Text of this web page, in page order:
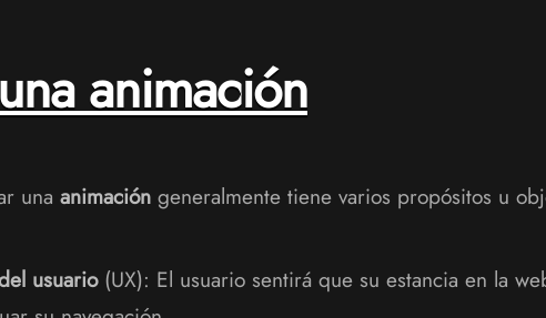
animación
una animación generalmente tiene varios propósitos u
usuario(UX): El usuario sentirá que su estancia en la